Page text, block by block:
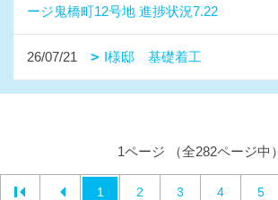
ージ鬼橋町12号地 進捗状況7.22
26/07/21 I様邸 基礎着工
1ページ （全282ページ中）
1 2 3 4 5